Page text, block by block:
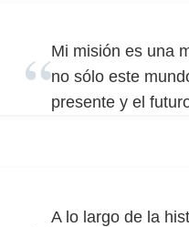
Mi misión es una
no sólo este
presente y el
A lo largo de la